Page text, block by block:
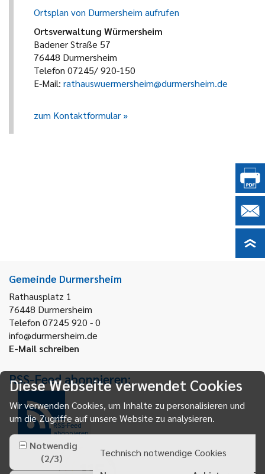
Ortsplan von Durmersheim aufrufen
Ortsverwaltung Würmersheim
Badener Straße 57
76448 Durmersheim
Telefon 07245/ 920-150
E-Mail: rathauswuermersheim@durmersheim.de
zum Kontaktformular
Gemeinde Durmersheim
Rathausplatz 1
76448 Durmersheim
Telefon 07245 920 - 0
info@durmersheim.de
E-Mail schreiben
RSS-Feed abonnieren:
RSS-Feed
abonnieren
Diese Webseite verwendet Cookies
Wir verwenden Cookies, um Inhalte zu personalisieren und
um die Zugriffe auf unsere Website zu analysieren.
Notwendig
(2/3)
Technisch notwendige Cookies